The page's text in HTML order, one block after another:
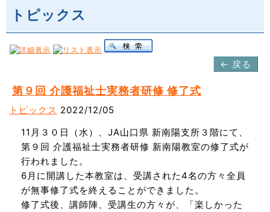
トピックス
← 戻る
第９回 介護福祉士実務者研修 修了式
トピックス 2022/12/05
11月３０日（水）、JA山口県 新南陽支所３階にて、
第９回 介護福祉士実務者研修 新南陽教室の修了式が
行われました。
6月に開講した本教室は、受講された4名の方々全員
が無事修了式を終えることができました。
修了式後、講師陣、受講生の方々が、「楽しかった